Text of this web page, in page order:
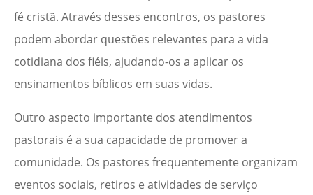
fé cristã. Através desses encontros, os pastores
podem abordar questões relevantes para a vida
cotidiana dos fiéis, ajudando-os a aplicar os
ensinamentos bíblicos em suas vidas.
Outro aspecto importante dos atendimentos
pastorais é a sua capacidade de promover a
comunidade. Os pastores frequentemente organizam
eventos sociais, retiros e atividades de serviço